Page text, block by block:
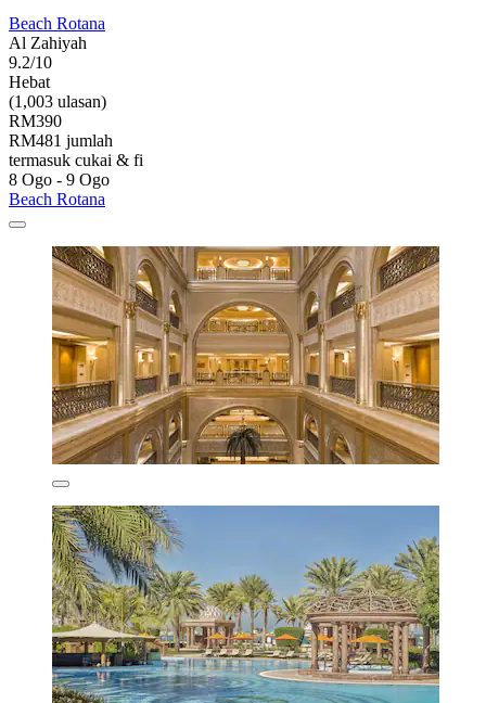
Beach Rotana
Al Zahiyah
9.2/10
Hebat
(1,003 ulasan)
RM390
RM481 jumlah
termasuk cukai & fi
8 Ogo - 9 Ogo
Beach Rotana